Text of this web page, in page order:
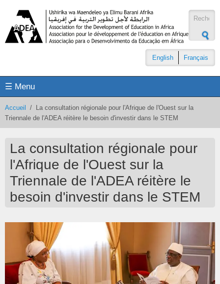
English Français
☰ Menu
Accueil /
La consultation régionale pour l'Afrique de l'Ouest sur la
Triennale de l'ADEA réitère le besoin d'investir dans le STEM
La consultation régionale pour
l'Afrique de l'Ouest sur la
Triennale de l'ADEA réitère le
besoin d'investir dans le STEM